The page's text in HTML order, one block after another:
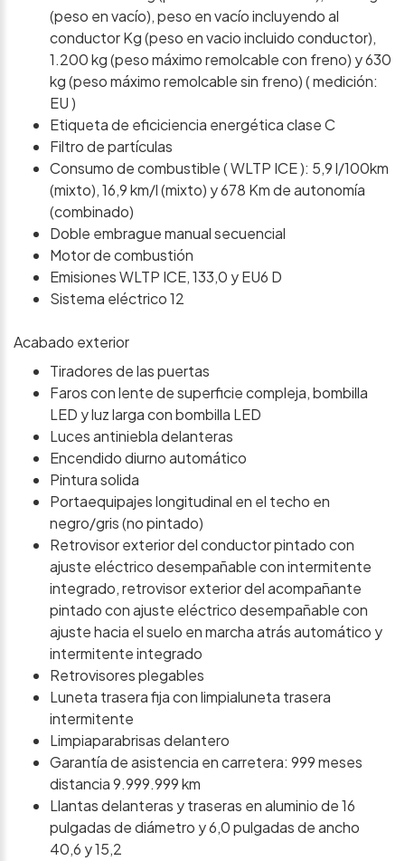
(peso en vacío), peso en vacío incluyendo al
conductor Kg (peso en vacio incluido conductor),
1.200 kg (peso máximo remolcable con freno) y 630
kg (peso máximo remolcable sin freno) ( medición:
EU )
Etiqueta de eficiciencia energética clase C
Filtro de partículas
Consumo de combustible ( WLTP ICE ): 5,9 l/100km
(mixto), 16,9 km/l (mixto) y 678 Km de autonomía
(combinado)
Doble embrague manual secuencial
Motor de combustión
Emisiones WLTP ICE, 133,0 y EU6 D
Sistema eléctrico 12
Acabado exterior
Tiradores de las puertas
Faros con lente de superficie compleja, bombilla
LED y luz larga con bombilla LED
Luces antiniebla delanteras
Encendido diurno automático
Pintura solida
Portaequipajes longitudinal en el techo en
negro/gris (no pintado)
Retrovisor exterior del conductor pintado con
ajuste eléctrico desempañable con intermitente
integrado, retrovisor exterior del acompañante
pintado con ajuste eléctrico desempañable con
ajuste hacia el suelo en marcha atrás automático y
intermitente integrado
Retrovisores plegables
Luneta trasera fija con limpialuneta trasera
intermitente
Limpiaparabrisas delantero
Garantía de asistencia en carretera: 999 meses
distancia 9.999.999 km
Llantas delanteras y traseras en aluminio de 16
pulgadas de diámetro y 6,0 pulgadas de ancho
40,6 y 15,2